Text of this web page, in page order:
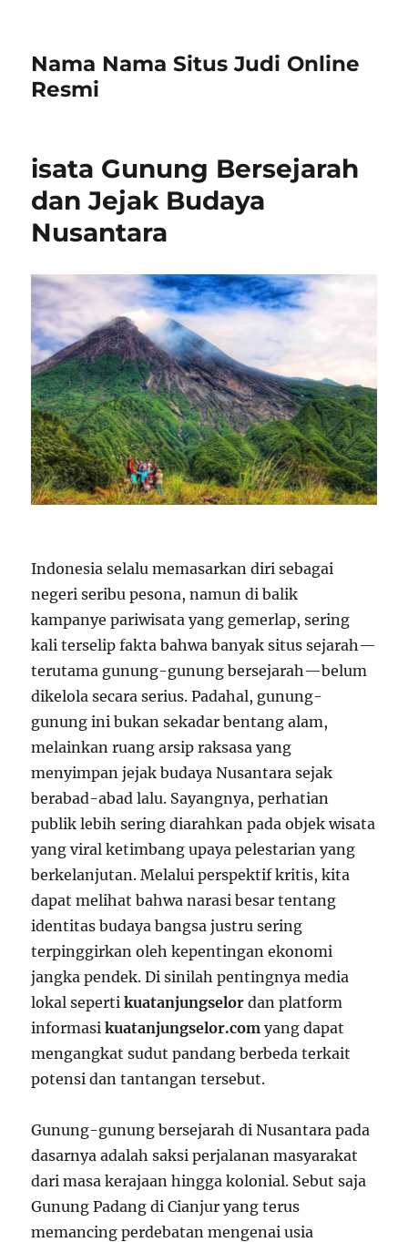
Nama Nama Situs Judi Online
Resmi
isata Gunung Bersejarah
dan Jejak Budaya
Nusantara
Indonesia selalu memasarkan diri sebagai
negeri seribu pesona, namun di balik
kampanye pariwisata yang gemerlap, sering
kali terselip fakta bahwa banyak situs sejarah—
terutama gunung-gunung bersejarah—belum
dikelola secara serius. Padahal, gunung-
gunung ini bukan sekadar bentang alam,
melainkan ruang arsip raksasa yang
menyimpan jejak budaya Nusantara sejak
berabad-abad lalu. Sayangnya, perhatian
publik lebih sering diarahkan pada objek wisata
yang viral ketimbang upaya pelestarian yang
berkelanjutan. Melalui perspektif kritis, kita
dapat melihat bahwa narasi besar tentang
identitas budaya bangsa justru sering
terpinggirkan oleh kepentingan ekonomi
jangka pendek. Di sinilah pentingnya media
lokal sepertikuatanjungselor dan platform
informasikuatanjungselor.com yang dapat
mengangkat sudut pandang berbeda terkait
potensi dan tantangan tersebut.
Gunung-gunung bersejarah di Nusantara pada
dasarnya adalah saksi perjalanan masyarakat
dari masa kerajaan hingga kolonial. Sebut saja
Gunung Padang di Cianjur yang terus
memancing perdebatan mengenai usia